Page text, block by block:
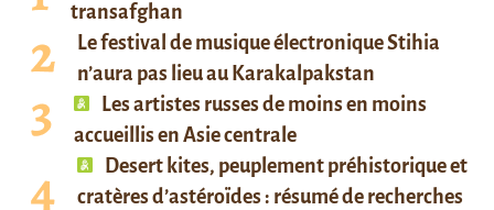
transafghan
Le festival de musique électronique Stihia
n’aura pas lieu au Karakalpakstan
Les artistes russes de moins en moins
accueillis en Asie centrale
Desert kites, peuplement préhistorique et
cratères d’astéroïdes : résumé de recherches